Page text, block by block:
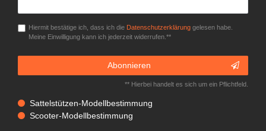
Hiermit bestätige ich, dass ich die Daten­schutz­erklärunggelesen habe.
Meine Einwilligung kann ich jederzeit widerrufen.**
Abonnieren
** Hierbei handelt es sich um ein Pflichtfeld.
Sattelstützen-Modellbestimmung
Scooter-Modellbestimmung